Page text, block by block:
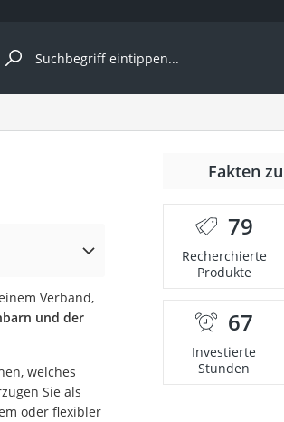
Verband,
und der
welches
Sie als
oder flexibler
Fakten
79
Recherchierte
Produkte
67
Investierte
Stunden